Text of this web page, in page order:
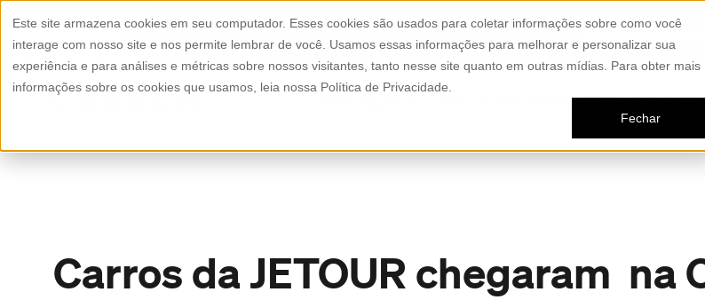
Este site armazena cookies em seu computador. Esses cookies são usados para coletar informações sobre como você
interage com nosso site e nos permite lembrar de você. Usamos essas informações para melhorar e personalizar sua
experiência e para análises e métricas sobre nossos visitantes, tanto nesse site quanto em outras mídias. Para obter mais
informações sobre os cookies que usamos, leia nossa Política de Privacidade.
Fechar
Blinde seu carro em apenas 22 dias úteis Compre pelo
Certificações
Carros da JETOUR chegaram na